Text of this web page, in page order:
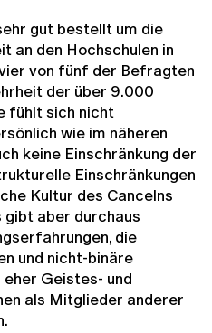
gut bestellt um die
an den Hochschulen in
von fünf der Befragten
der über 9.000
fühlt sich nicht
wie im näheren
keine Einschränkung der
Einschränkungen
Kultur des Cancelns
aber durchaus
die
und nicht-binäre
Geistes- und
als Mitglieder anderer